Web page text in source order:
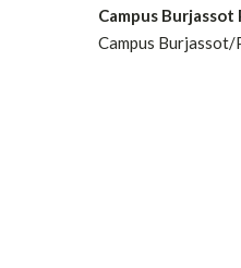
Campus Burjassot
Campus Burjassot/